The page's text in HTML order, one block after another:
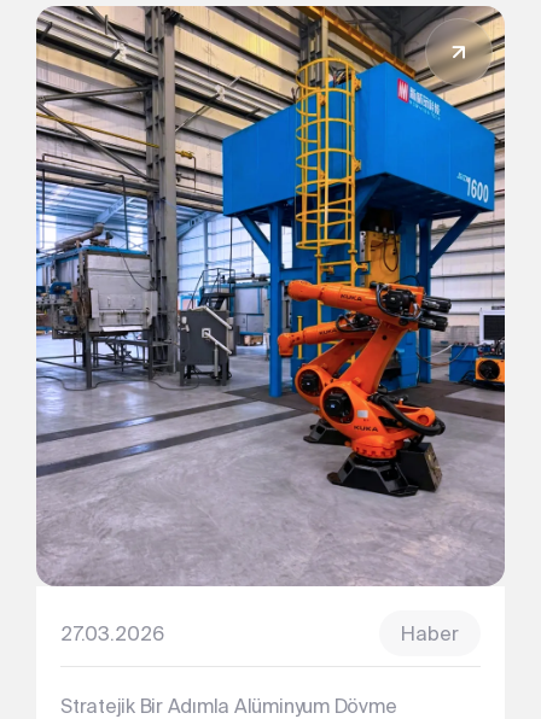
27.03.2026 Haber
Stratejik Bir Adımla Alüminyum Dövme